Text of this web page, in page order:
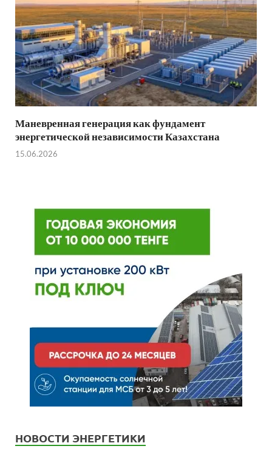
Маневренная генерация как фундамент
энергетической независимости Казахстана
15.06.2026
НОВОСТИ ЭНЕРГЕТИКИ